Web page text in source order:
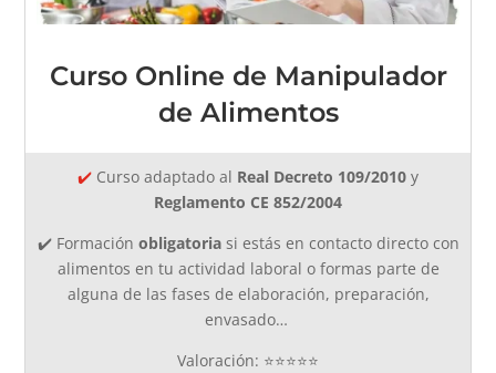
Curso Online de Manipulador
de Alimentos
✔️ Curso adaptado al Real Decreto 109/2010 y
Reglamento CE 852/2004
✔️ Formación obligatoriasi estás en contacto directo con
alimentos en tu actividad laboral o formas parte de
alguna de las fases de elaboración, preparación,
envasado…
Valoración: ⭐⭐⭐⭐⭐